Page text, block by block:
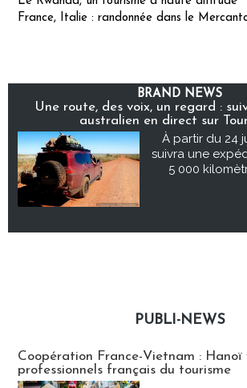
France, Italie : randonnée dans le
BRAND NEWS
Une route, des voix, un regard :
australien en direct sur
À partir du 24
suivra une
5 000
PUBLI-NEWS
Coopération France-Vietnam : Hanoï
professionnels français du tourisme